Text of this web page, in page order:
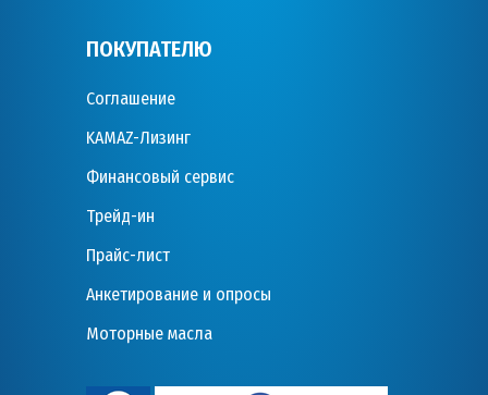
ПОКУПАТЕЛЮ
Соглашение
KAMAZ-Лизинг
Финансовый сервис
Трейд-ин
Прайс-лист
Анкетирование и опросы
Моторные масла